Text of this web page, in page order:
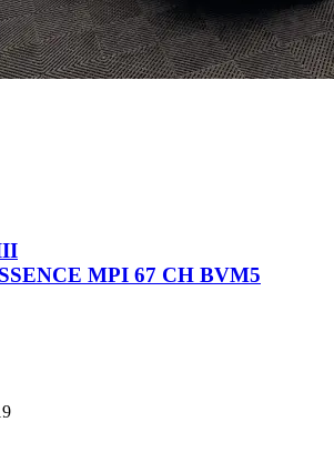
MPI 67 CH BVM5